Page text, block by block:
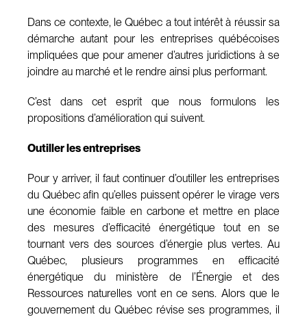
Dans ce contexte, le Québec a tout intérêt à réussir sa
démarche autant pour les entreprises québécoises
impliquées que pour amener d’autres juridictions à se
joindre au marché et le rendre ainsi plus performant.
C’est dans cet esprit que nous formulons les
propositions d’amélioration qui suivent.
Outiller les entreprises
Pour y arriver, il faut continuer d’outiller les entreprises
du Québec afin qu’elles puissent opérer le virage vers
une économie faible en carbone et mettre en place
des mesures d’efficacité énergétique tout en se
tournant vers des sources d’énergie plus vertes. Au
Québec, plusieurs programmes en efficacité
énergétique du ministère de l’Énergie et des
Ressources naturelles vont en ce sens. Alors que le
gouvernement du Québec révise ses programmes, il